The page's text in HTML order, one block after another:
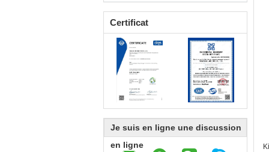
Certificat
Je suis en ligne une discussion
en ligne